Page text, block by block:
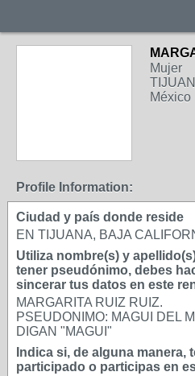
Mujer
México
Profile Information:
Ciudad y país donde reside
EN TIJUANA, BAJA
Utiliza nombre(s) y
tener pseudónimo, debes
sincerar tus datos en este
MARGARITA RUIZ RUIZ.
PSEUDONIMO: MAGUI DEL
DIGAN "MAGUI"
Indica si, de alguna manera,
participado o participas en